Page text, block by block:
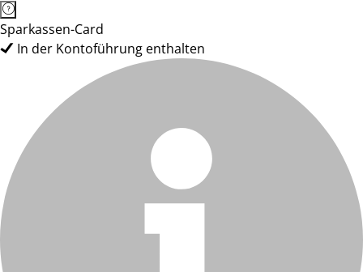
Sparkassen-Card
In der Kontoführung enthalten